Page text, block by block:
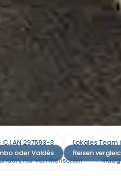
Madryn
Reisen nach Puerto
oder Valdés Reisen
C.I.AN 297593-3
Lokales Team
nur von Menschen